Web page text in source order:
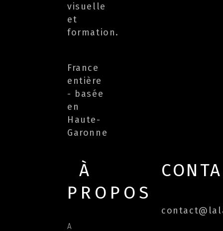
visuelle
et
formation.
France
entière
- basée
en
Haute-
Garonne
À
PROPOS
A